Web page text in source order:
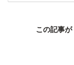
この記事